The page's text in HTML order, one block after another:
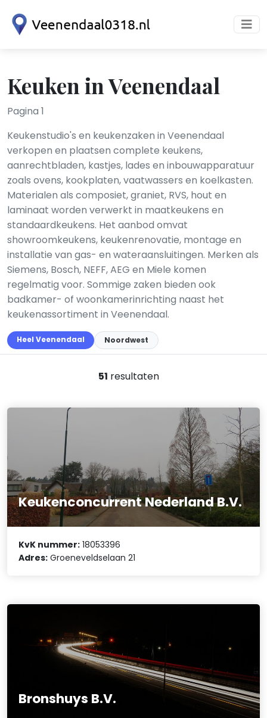
Keuken in Veenendaal
Pagina 1
Keukenstudio's en keukenzaken in Veenendaal
verkopen en plaatsen complete keukens,
aanrechtbladen, kastjes, lades en inbouwapparatuur
zoals ovens, kookplaten, vaatwassers en koelkasten.
Materialen als composiet, graniet, RVS, hout en
laminaat worden verwerkt in maatkeukens en
standaardkeukens. Het aanbod omvat
showroomkeukens, keukenrenovatie, montage en
installatie van gas- en wateraansluitingen. Merken als
Siemens, Bosch, NEFF, AEG en Miele komen
regelmatig voor. Sommige zaken bieden ook
badkamer- of woonkamerinrichting naast het
keukenassortiment in Veenendaal.
Heel Veenendaal Noordwest
51 resultaten
Keukenconcurrent Nederland B.V.
KvK nummer: 18053396
Adres: Groeneveldselaan 21
Bronshuys B.V.